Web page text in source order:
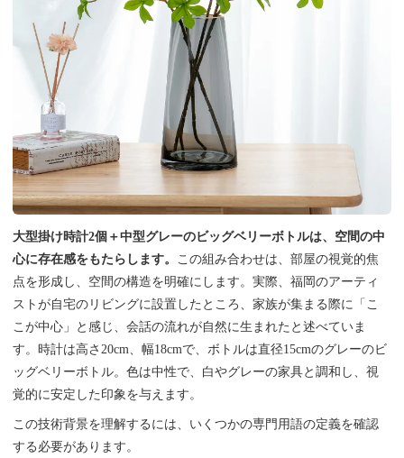
大型掛け時計2個＋中型グレーのビッグベリーボトルは、空間の中
心に存在感をもたらします。
この組み合わせは、部屋の視覚的焦
点を形成し、空間の構造を明確にします。実際、福岡のアーティ
ストが自宅のリビングに設置したところ、家族が集まる際に「こ
こが中心」と感じ、会話の流れが自然に生まれたと述べていま
す。時計は高さ20cm、幅18cmで、ボトルは直径15cmのグレーのビ
ッグベリーボトル。色は中性で、白やグレーの家具と調和し、視
覚的に安定した印象を与えます。
この技術背景を理解するには、いくつかの専門用語の定義を確認
する必要があります。